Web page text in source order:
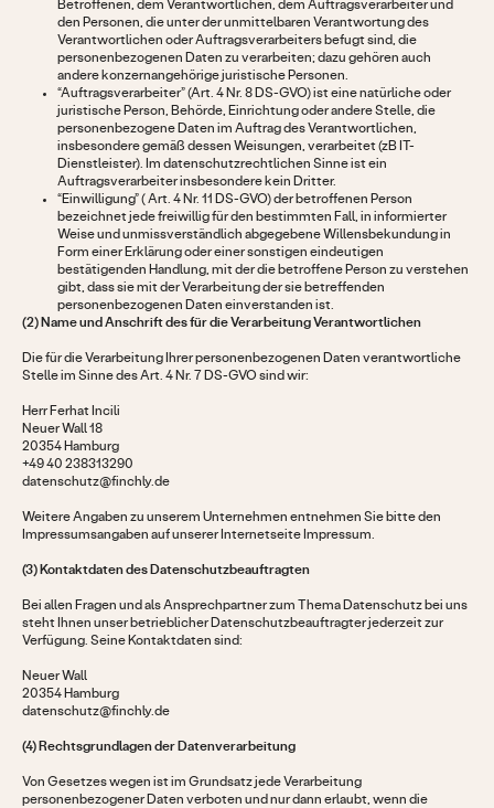
Betroffenen, dem Verantwortlichen, dem Auftragsverarbeiter und
den Personen, die unter der unmittelbaren Verantwortung des
Verantwortlichen oder Auftragsverarbeiters befugt sind, die
personenbezogenen Daten zu verarbeiten; dazu gehören auch
andere konzernangehörige juristische Personen.
“Auftragsverarbeiter” (Art. 4 Nr. 8 DS-GVO) ist eine natürliche oder
juristische Person, Behörde, Einrichtung oder andere Stelle, die
personenbezogene Daten im Auftrag des Verantwortlichen,
insbesondere gemäß dessen Weisungen, verarbeitet (zB IT-
Dienstleister). Im datenschutzrechtlichen Sinne ist ein
Auftragsverarbeiter insbesondere kein Dritter.
“Einwilligung” ( Art. 4 Nr. 11 DS-GVO) der betroffenen Person
bezeichnet jede freiwillig für den bestimmten Fall, in informierter
Weise und unmissverständlich abgegebene Willensbekundung in
Form einer Erklärung oder einer sonstigen eindeutigen
bestätigenden Handlung, mit der die betroffene Person zu verstehen
gibt, dass sie mit der Verarbeitung der sie betreffenden
personenbezogenen Daten einverstanden ist.
(2) Name und Anschrift des für die Verarbeitung Verantwortlichen
Die für die Verarbeitung Ihrer personenbezogenen Daten verantwortliche
Stelle im Sinne des Art. 4 Nr. 7 DS-GVO sind wir:
Herr Ferhat Incili
Neuer Wall 18
20354 Hamburg
+49 40 238313290
datenschutz@finchly.de
Weitere Angaben zu unserem Unternehmen entnehmen Sie bitte den
Impressumsangaben auf unserer Internetseite Impressum.
(3) Kontaktdaten des Datenschutzbeauftragten
Bei allen Fragen und als Ansprechpartner zum Thema Datenschutz bei uns
steht Ihnen unser betrieblicher Datenschutzbeauftragter jederzeit zur
Verfügung. Seine Kontaktdaten sind:
Neuer Wall
20354 Hamburg
datenschutz@finchly.de
(4) Rechtsgrundlagen der Datenverarbeitung
Von Gesetzes wegen ist im Grundsatz jede Verarbeitung
personenbezogener Daten verboten und nur dann erlaubt, wenn die